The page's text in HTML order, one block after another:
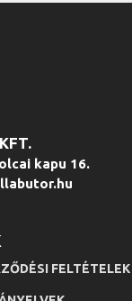
kapu 16.
FELTÉTELEK